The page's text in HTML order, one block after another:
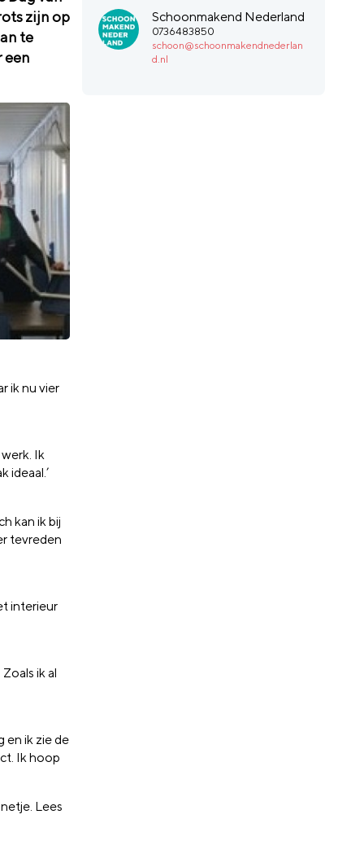
zijn op
te
een
Schoonmakend Nederland
0736483850
schoon@schoonmakendnederlan
d.nl
ik nu vier
Ik
ideaal.’
kan ik bij
tevreden
interieur
ik al
en ik zie de
Ik hoop
Lees